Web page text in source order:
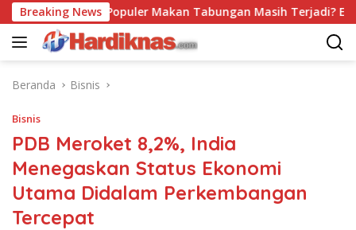
Langsung
ke
konten
Breaking News
Trend Populer Makan Tabungan Masih Terjadi? Ekonom
Beranda Bisnis
Bisnis
PDB Meroket 8,2%, India
Menegaskan Status Ekonomi
Utama Didalam Perkembangan
Tercepat